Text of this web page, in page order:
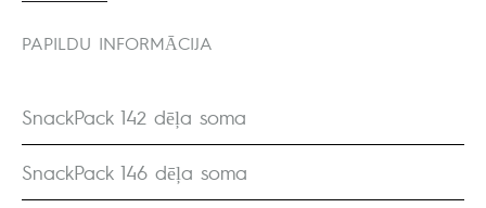
PAPILDU INFORMĀCIJA
SnackPack 142 dēļa soma
SnackPack 146 dēļa soma